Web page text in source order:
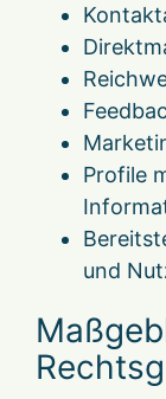
Profile
und